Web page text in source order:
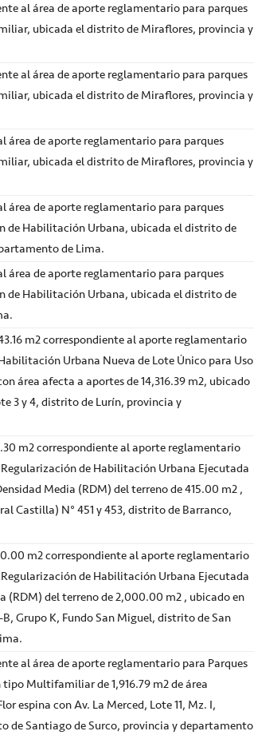
al área de aporte reglamentario para parques
ubicada el distrito de Miraflores, provincia y
al área de aporte reglamentario para parques
ubicada el distrito de Miraflores, provincia y
área de aporte reglamentario para parques
ubicada el distrito de Miraflores, provincia y
área de aporte reglamentario para parques
de Habilitación Urbana, ubicada el distrito de
de Lima.
área de aporte reglamentario para parques
de Habilitación Urbana, ubicada el distrito de
m2 correspondiente al aporte reglamentario
Urbana Nueva de Lote Único para Uso
área afecta a aportes de 14,316.39 m2, ubicado
3 y 4, distrito de Lurín, provincia y
m2 correspondiente al aporte reglamentario
Regularización de Habilitación Urbana Ejecutada
Media (RDM) del terreno de 415.00 m2 ,
Castilla) N° 451 y 453, distrito de Barranco,
m2 correspondiente al aporte reglamentario
Regularización de Habilitación Urbana Ejecutada
(RDM) del terreno de 2,000.00 m2 , ubicado en
Grupo K, Fundo San Miguel, distrito de San
al área de aporte reglamentario para Parques
Multifamiliar de 1,916.79 m2 de área
espina con Av. La Merced, Lote 11, Mz. I,
de Santiago de Surco, provincia y departamento